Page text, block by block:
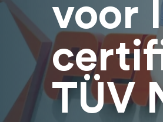
voor
TÜV